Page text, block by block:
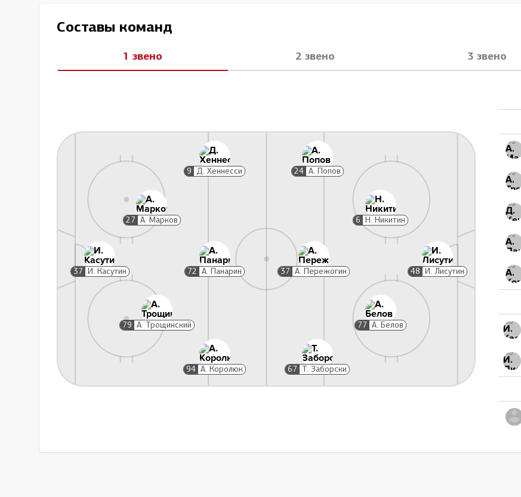
Задержка соперника клюшкой, 2 мин
А. Бадюков
Незаконное и опасное снаряжение, 2 мин
Г. Пуяц
Игра высоко поднятой клюшкой, 2 мин
Д. Хафизуллин
47:54
БОЛ
Н. Пивцакин
Д. Сёмин, С. Костицын
Замена вратаря
И. Касутин
Без вратаря
52:30
А. Нестеров
Составы команд
1 звено 2 звено 3 звено
37 И. Касутин
27 А. Марков
79 А. Трощинский
9 Д. Хеннесси
72 А. Панарин
94 А. Королюк
6 Н. Никитин
77 А. Белов
24 А. Попов
37 А. Пережогин
67 Т. Заборски
48 И. Лисутин